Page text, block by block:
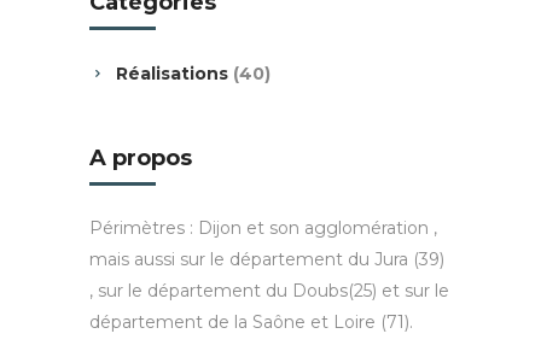
Réalisations (40)
A propos
Périmètres : Dijon et son agglomération ,
mais aussi sur le département du Jura (39)
, sur le département du Doubs(25) et sur le
département de la Saône et Loire (71).